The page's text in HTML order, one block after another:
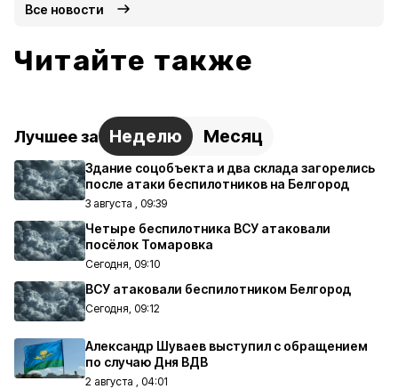
Все новости
Читайте также
Лучшее за Неделю Месяц
Здание соцобъекта и два склада загорелись
после атаки беспилотников на Белгород
3 августа , 09:39
Четыре беспилотника ВСУ атаковали
посёлок Томаровка
Сегодня, 09:10
ВСУ атаковали беспилотником Белгород
Сегодня, 09:12
Александр Шуваев выступил с обращением
по случаю Дня ВДВ
2 августа , 04:01